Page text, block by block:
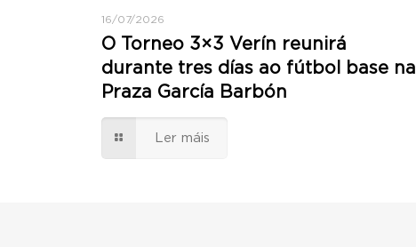
16/07/2026
O Torneo 3×3 Verín reunirá
durante tres días ao fútbol base na
Praza García Barbón
Ler máis